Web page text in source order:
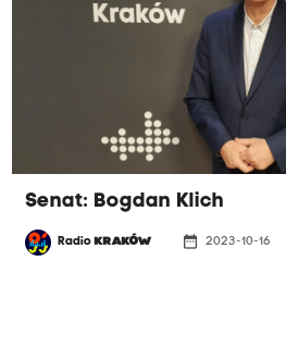
Senat: Bogdan Klich
Radio KRAKÓW date_range 2023-10-16